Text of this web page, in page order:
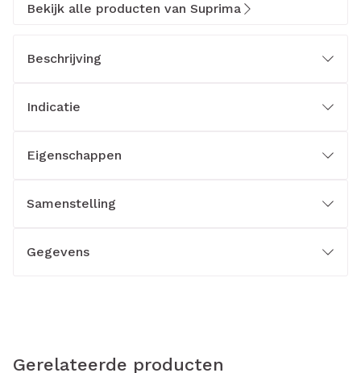
Bekijk alle producten van Suprima
Beschrijving
Indicatie
Eigenschappen
Samenstelling
Gegevens
Gerelateerde producten